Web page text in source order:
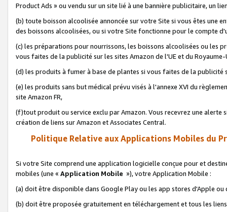
Product Ads » ou vendu sur un site lié à une bannière publicitaire, un
(b) toute boisson alcoolisée annoncée sur votre Site si vous êtes une
des boissons alcoolisées, ou si votre Site fonctionne pour le compte
(c) les préparations pour nourrissons, les boissons alcoolisées ou les
vous faites de la publicité sur les sites Amazon de l'UE et du Royaume-
(d) les produits à fumer à base de plantes si vous faites de la publicité
(e) les produits sans but médical prévu visés à l'annexe XVI du
site Amazon FR,
(f)tout produit ou service exclu par Amazon. Vous recevrez une alerte
création de liens sur Amazon et Associates Central.
Politique Relative aux Applications Mobiles du
Si votre Site comprend une application logicielle conçue pour et
mobiles (une « Application Mobile »), votre Application Mobile :
(a) doit être disponible dans Google Play ou les app stores d'Apple ou
(b) doit être proposée gratuitement en téléchargement et tous les